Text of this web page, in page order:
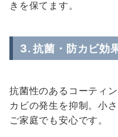
きを保てます。
3. 抗菌・防カビ効
抗菌性のあるコーティ
カビの発生を抑制。小
ご家庭でも安心です。